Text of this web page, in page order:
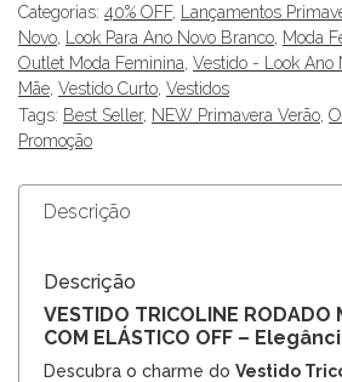
Categorias: 40% OFF, Lançamentos
Novo, Look Para Ano Novo Branco, Moda
Outlet Moda Feminina, Vestido - Look Ano
Mãe, Vestido Curto, Vestidos
Tags: Best Seller, NEW Primavera Verão,
Promoção
Descrição
Descrição
VESTIDO TRICOLINE RODADO
COM ELÁSTICO OFF –
Descubra o charme do Vestido